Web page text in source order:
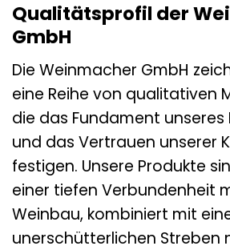
Qualitätsprofil der
GmbH
Die Weinmacher GmbH
eine Reihe von qualitativen
die das Fundament unseres
und das Vertrauen unserer
festigen. Unsere Produkte
einer tiefen Verbundenheit
Weinbau, kombiniert mit
unerschütterlichen Streben